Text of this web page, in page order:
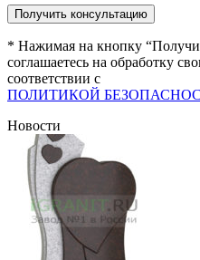
* Нажимая на кнопку
соглашаетесь на обработку
соответствии с
ПОЛИТИКОЙ
Новости